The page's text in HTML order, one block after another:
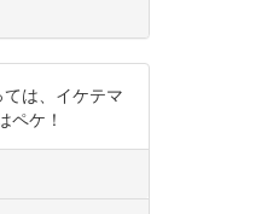
は、イケテマ
ペケ！